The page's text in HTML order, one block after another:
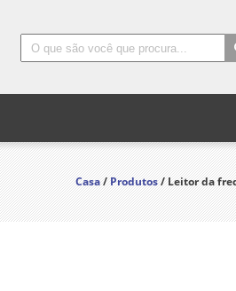
Casa/Produtos/ Leitor da